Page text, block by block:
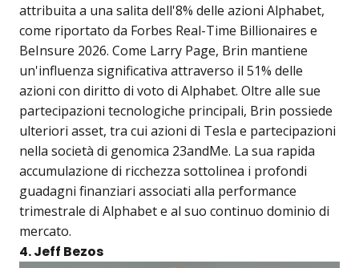
attribuita a una salita dell'8% delle azioni Alphabet,
come riportato da Forbes Real-Time Billionaires e
BeInsure 2026. Come Larry Page, Brin mantiene
un'influenza significativa attraverso il 51% delle
azioni con diritto di voto di Alphabet. Oltre alle sue
partecipazioni tecnologiche principali, Brin possiede
ulteriori asset, tra cui azioni di Tesla e partecipazioni
nella società di genomica 23andMe. La sua rapida
accumulazione di ricchezza sottolinea i profondi
guadagni finanziari associati alla performance
trimestrale di Alphabet e al suo continuo dominio di
mercato.
4. Jeff Bezos